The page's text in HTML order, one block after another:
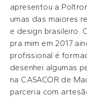
apresentou a
umas das maiores
e design brasileiro.
pra mim em 2017
profissional é
desenhei algumas
na CASACOR de
parceria com